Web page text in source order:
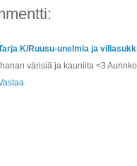
K/Ruusu-unelmia ja
Ihanan värisiä ja kauniita <3